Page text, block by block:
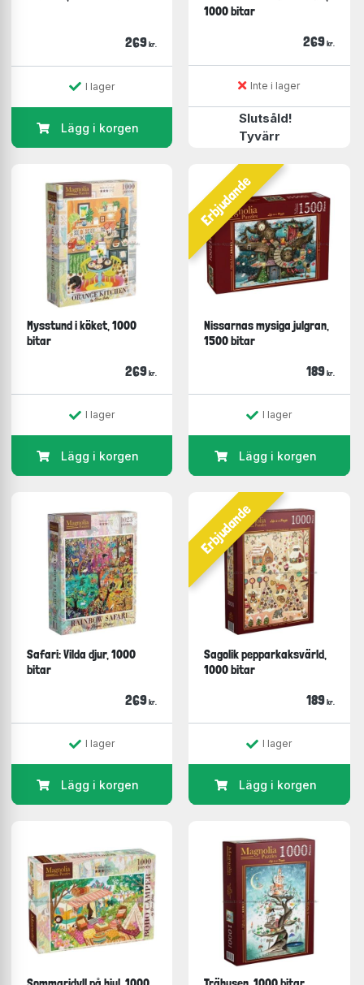
269 kr.
I lager
Lägg i korgen
1000 bitar
269 kr.
Inte i lager
Slutsåld!
Tyvärr
Mysstund i köket, 1000
bitar
269 kr.
I lager
Lägg i korgen
Erbjudande
Nissarnas mysiga julgran,
1500 bitar
189 kr.
I lager
Lägg i korgen
Safari: Vilda djur, 1000
bitar
269 kr.
I lager
Lägg i korgen
Erbjudande
Sagolik pepparkaksvärld,
1000 bitar
189 kr.
I lager
Lägg i korgen